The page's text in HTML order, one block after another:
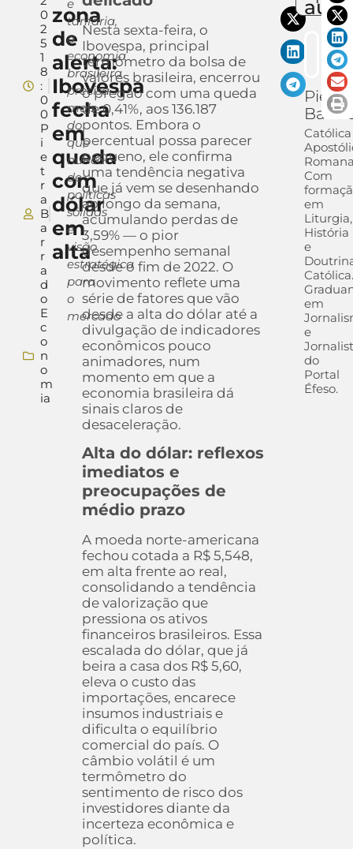
0
2
5
1
8
:
0
0
P
i
e
t
r
a
B
a
r
r
a
d
o
E
c
o
n
o
m
ia
zona
de
alerta:
Ibovespa
fecha
em
queda
com
dólar
em
alta
e
tarifária,
a
economia
brasileira
precisa
mais
do
que
nunca
de
políticas
sólidas
e
visão
estratégica
para
o
mercado
Nesta sexta-feira, o
Ibovespa, principal
termômetro da bolsa de
valores brasileira, encerrou
o pregão com uma queda
de 0,41%, aos 136.187
pontos. Embora o
percentual possa parecer
pequeno, ele confirma
uma tendência negativa
que já vem se desenhando
ao longo da semana,
acumulando perdas de
3,59% — o pior
desempenho semanal
desde o fim de 2022. O
movimento reflete uma
série de fatores que vão
desde a alta do dólar até a
divulgação de indicadores
econômicos pouco
animadores, num
momento em que a
economia brasileira dá
sinais claros de
desaceleração.
Alta do dólar: reflexos
imediatos e
preocupações de
médio prazo
A moeda norte-americana
fechou cotada a R$ 5,548,
em alta frente ao real,
consolidando a tendência
de valorização que
pressiona os ativos
financeiros brasileiros. Essa
escalada do dólar, que já
beira a casa dos R$ 5,60,
eleva o custo das
importações, encarece
insumos industriais e
dificulta o equilíbrio
comercial do país. O
câmbio volátil é um
termômetro do
sentimento de risco dos
investidores diante da
incerteza econômica e
política.
Pietra
Católica
Com
em
Liturgia,
História
e
em
e
do
Portal
Éfeso.